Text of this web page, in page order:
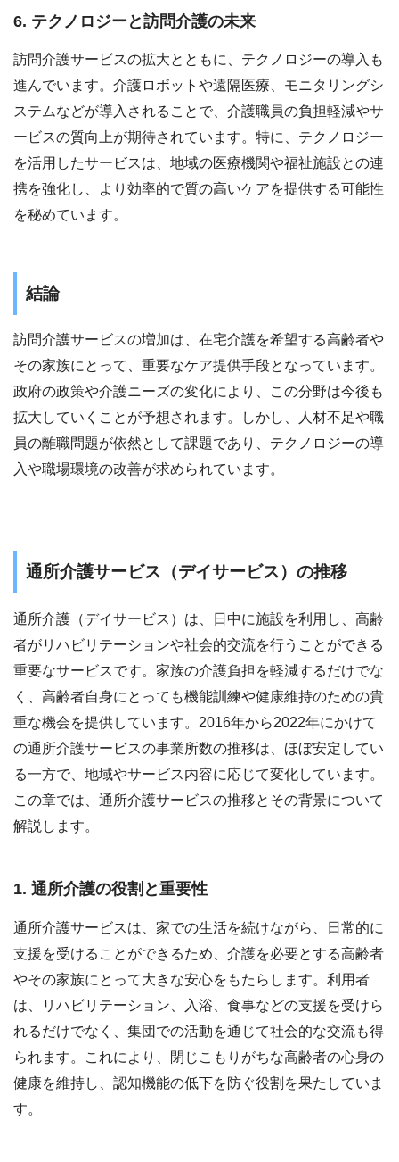
6. テクノロジーと訪問介護の未来
訪問介護サービスの拡大とともに、テクノロジーの導入も
進んでいます。介護ロボットや遠隔医療、モニタリングシ
ステムなどが導入されることで、介護職員の負担軽減やサ
ービスの質向上が期待されています。特に、テクノロジー
を活用したサービスは、地域の医療機関や福祉施設との連
携を強化し、より効率的で質の高いケアを提供する可能性
を秘めています。
結論
訪問介護サービスの増加は、在宅介護を希望する高齢者や
その家族にとって、重要なケア提供手段となっています。
政府の政策や介護ニーズの変化により、この分野は今後も
拡大していくことが予想されます。しかし、人材不足や職
員の離職問題が依然として課題であり、テクノロジーの導
入や職場環境の改善が求められています。
通所介護サービス（デイサービス）の推移
通所介護（デイサービス）は、日中に施設を利用し、高齢
者がリハビリテーションや社会的交流を行うことができる
重要なサービスです。家族の介護負担を軽減するだけでな
く、高齢者自身にとっても機能訓練や健康維持のための貴
重な機会を提供しています。2016年から2022年にかけて
の通所介護サービスの事業所数の推移は、ほぼ安定してい
る一方で、地域やサービス内容に応じて変化しています。
この章では、通所介護サービスの推移とその背景について
解説します。
1. 通所介護の役割と重要性
通所介護サービスは、家での生活を続けながら、日常的に
支援を受けることができるため、介護を必要とする高齢者
やその家族にとって大きな安心をもたらします。利用者
は、リハビリテーション、入浴、食事などの支援を受けら
れるだけでなく、集団での活動を通じて社会的な交流も得
られます。これにより、閉じこもりがちな高齢者の心身の
健康を維持し、認知機能の低下を防ぐ役割を果たしていま
す。